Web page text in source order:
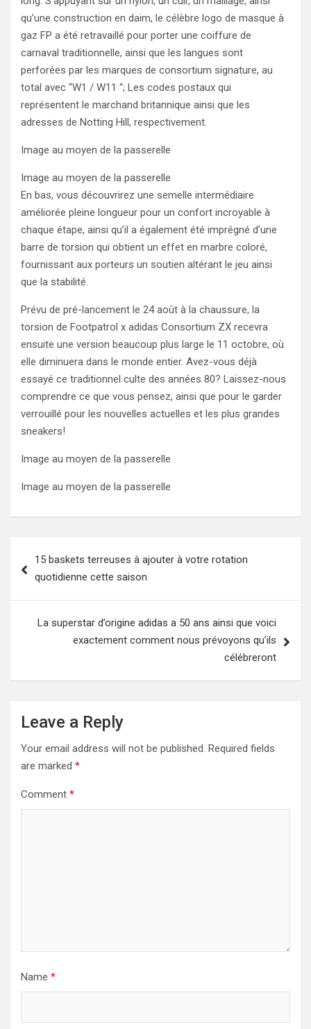
qu’une construction en daim, le célèbre logo de masque à
gaz FP a été retravaillé pour porter une coiffure de
carnaval traditionnelle, ainsi que les langues sont
perforées par les marques de consortium signature, au
total avec “W1 / W11 “; Les codes postaux qui
représentent le marchand britannique ainsi que les
adresses de Notting Hill, respectivement.
Image au moyen de la passerelle
Image au moyen de la passerelle
En bas, vous découvrirez une semelle intermédiaire
améliorée pleine longueur pour un confort incroyable à
chaque étape, ainsi qu’il a également été imprégné d’une
barre de torsion qui obtient un effet en marbre coloré,
fournissant aux porteurs un soutien altérant le jeu ainsi
que la stabilité.
Prévu de pré-lancement le 24 août à la chaussure, la
torsion de Footpatrol x adidas Consortium ZX recevra
ensuite une version beaucoup plus large le 11 octobre, où
elle diminuera dans le monde entier. Avez-vous déjà
essayé ce traditionnel culte des années 80? Laissez-nous
comprendre ce que vous pensez, ainsi que pour le garder
verrouillé pour les nouvelles actuelles et les plus grandes
sneakers!
Image au moyen de la passerelle
Image au moyen de la passerelle
navigation
15 baskets terreuses à ajouter à votre rotation
quotidienne cette saison
La superstar d’origine adidas a 50 ans ainsi que voici
exactement comment nous prévoyons qu’ils
célébreront
Leave a Reply
Your email address will not be published. Required fields
are marked *
Comment *
Name *